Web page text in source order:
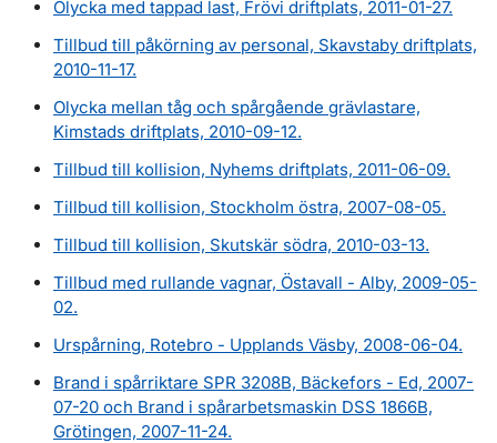
Olycka med tappad last, Frövi driftplats, 2011-01-27.
Tillbud till påkörning av personal, Skavstaby driftplats,
2010-11-17.
Olycka mellan tåg och spårgående grävlastare,
Kimstads driftplats, 2010-09-12.
Tillbud till kollision, Nyhems driftplats, 2011-06-09.
Tillbud till kollision, Stockholm östra, 2007-08-05.
Tillbud till kollision, Skutskär södra, 2010-03-13.
Tillbud med rullande vagnar, Östavall - Alby, 2009-05-
02.
Urspårning, Rotebro - Upplands Väsby, 2008-06-04.
Brand i spårriktare SPR 3208B, Bäckefors - Ed, 2007-
07-20 och Brand i spårarbetsmaskin DSS 1866B,
Grötingen, 2007-11-24.